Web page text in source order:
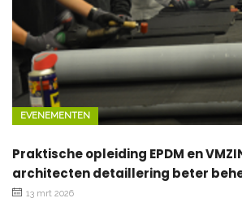
EVENEMENTEN
Praktische opleiding EPDM en
architecten detaillering beter
13 mrt 2026